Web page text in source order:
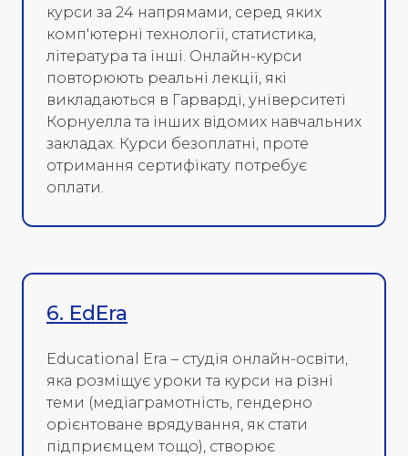
курси за 24 напрямами, серед яких
комп'ютерні технології, статистика,
література та інші. Онлайн-курси
повторюють реальні лекції, які
викладаються в Гарварді, університеті
Корнуелла та інших відомих навчальних
закладах. Курси безоплатні, проте
отримання сертифікату потребує
оплати.
6. EdEra
Educational Era – студія онлайн-освіти,
яка розміщує уроки та курси на різні
теми (медіаграмотність, гендерно
орієнтоване врядування, як стати
підприємцем тощо), створює